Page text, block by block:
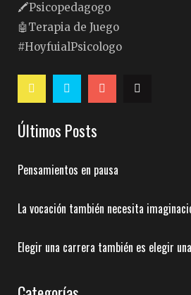
🖍Psicopedagogo
🤖Terapia de Juego
#HoyfuialPsicologo
Últimos Posts
Pensamientos en pausa
La vocación también necesita
Elegir una carrera también es elegir